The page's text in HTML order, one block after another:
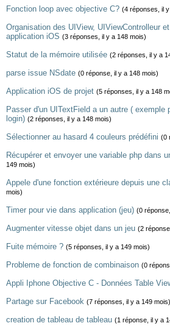
Fonction loop avec objective C? (4 réponses, il
Organisation des UIView, UIViewControlleur
application iOS (3 réponses, il y a 148 mois)
Statut de la mémoire utilisée (2 réponses, il y a
parse issue NSdate (0 réponse, il y a 148 mois)
Application iOS de projet (5 réponses, il y a 148
Passer d'un UITextField a un autre ( exemple
login) (2 réponses, il y a 148 mois)
Sélectionner au hasard 4 couleurs prédéfini (0
Récupérer et envoyer une variable php dans
149 mois)
Appele d'une fonction extérieure depuis une
mois)
Timer pour vie dans application (jeu) (0
Augmenter vitesse objet dans un jeu (2
Fuite mémoire ? (5 réponses, il y a 149 mois)
Probleme de fonction de combinaison (0
Appli Iphone Objective C - Données Table
Partage sur Facebook (7 réponses, il y a 149 mois)
creation de tableau de tableau (1 réponse, il y a